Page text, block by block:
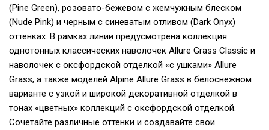
(Pine Green), розовато-бежевом с жемчужным блеском
(Nude Pink) и черным c синеватым отливом (Dark Onyx)
оттенках. В рамках линии предусмотрена коллекция
однотонных классических наволочек Allure Grass Classic и
наволочек с оксфордской отделкой «с ушками» Allure
Grass, а также моделей Alpine Allure Grass в белоснежном
варианте с узкой и широкой декоративной отделкой в
тонах «цветных» коллекций с оксфордской отделкой.
Сочетайте различные оттенки и создавайте свои